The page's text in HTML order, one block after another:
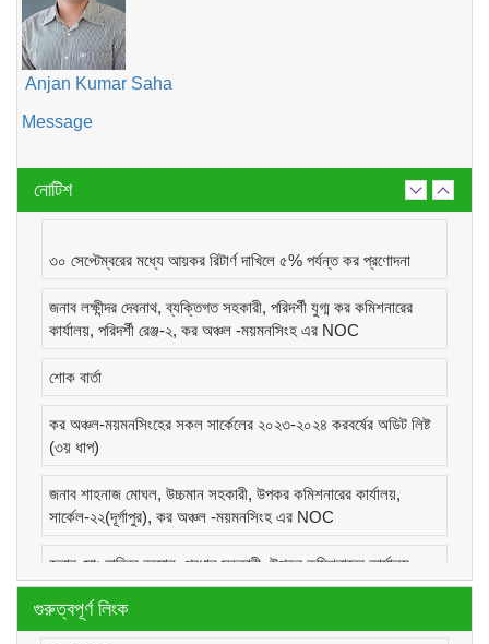
Anjan Kumar Saha
Message
নোটিশ
৩০ সেপ্টেম্বরের মধ্যে আয়কর রিটার্ণ দাখিলে ৫% পর্যন্ত কর প্রণোদনা
জনাব লক্ষীন্দর দেবনাথ, ব্যক্তিগত সহকারী, পরিদর্শী যুগ্ম কর কমিশনারের
কার্যালয়, পরিদর্শী রেঞ্জ-২, কর অঞ্চল -ময়মনসিংহ এর NOC
শোক বার্তা
কর অঞ্চল-ময়মনসিংহের সকল সার্কেলের ২০২৩-২০২৪ করবর্ষের অডিট লিষ্ট
(৩য় ধাপ)
জনাব শাহনাজ মোঘল, উচ্চমান সহকারী, উপকর কমিশনারের কার্যালয়,
সার্কেল-২২(দূর্গাপুর), কর অঞ্চল -ময়মনসিংহ এর NOC
জনাব মোঃ হাবিবুর রহমান, প্রধান সহকারী, উপকর কমিশনারের কার্যালয়,
সার্কেল-১(কোম্পানীজ), কর অঞ্চল -ময়মনসিংহ এর NOC
জনাব মোঃ মোরাদুজ্জামান, সাঁট মুদ্রাক্ষরিক কাম-কম্পিউটার অপারেটর, উপকর
গুরুত্বপূর্ণ লিংক